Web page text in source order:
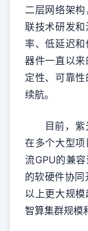
二层网络架
联技术研发
率、低延迟
器件一直以
定性、可靠
续航。
目前，紫
在多个大型
流GPU的兼
的软硬件协
以上更大规
智算集群规模